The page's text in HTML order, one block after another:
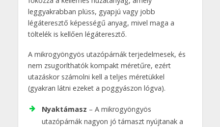
leggyakrabban plüss, gyapjú vagy jobb
légáteresztő képességű anyag, mivel maga a
töltelék is kellően légáteresztő.
A mikrogyöngyös utazópárnák terjedelmesek, és
nem zsugoríthatók kompakt méretűre, ezért
utazáskor számolni kell a teljes méretükkel
(gyakran látni ezeket a poggyászon lógva).
Nyaktámasz – A mikrogyöngyös
utazópárnák nagyon jó támaszt nyújtanak a